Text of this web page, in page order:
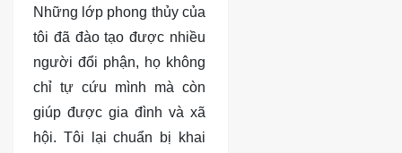
Những lớp phong thủy của
tôi đã đào tạo được nhiều
người đổi phận, họ không
chỉ tự cứu mình mà còn
giúp được gia đình và xã
hội. Tôi lại chuẩn bị khai